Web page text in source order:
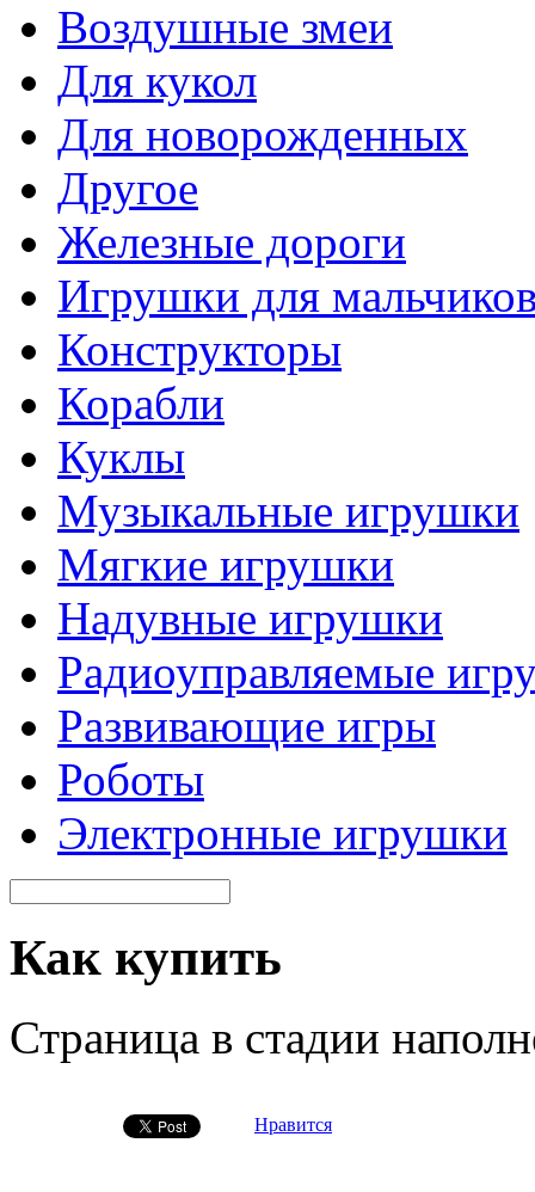
Воздушные змеи
Для кукол
Для новорожденных
Другое
Железные дороги
Игрушки для
Конструкторы
Корабли
Куклы
Музыкальные игрушки
Мягкие игрушки
Надувные игрушки
Радиоуправляемые
Развивающие игры
Роботы
Электронные игрушки
Как купить
Страница в стадии
Нравится